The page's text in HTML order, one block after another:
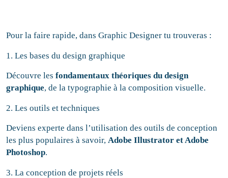
Pour la faire rapide, dans Graphic Designer tu trouveras :
1. Les bases du design graphique
Découvre lesfondamentaux théoriques du design
graphique, de la typographie à la composition visuelle.
2. Les outils et techniques
Deviens experte dans l’utilisation des outils de conception
les plus populaires à savoir,Adobe Illustrator et Adobe
Photoshop.
3. La conception de projets réels